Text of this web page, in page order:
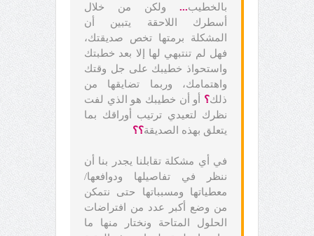
بالخطيب... ولكن من خلال
أسطرك اللاحقة يتبين أن
المشكلة برمتها تخص صديقتك،
فهل لم تنتبهي لها إلا بعد خطبتك
واستحواذ خطيبك على جل وقتك
واهتمامك، وربما تضايقها من
ذلك؟ أو أن خطيبك هو الذي لفت
نظرك لتعيدي ترتيب أوراقك بما
يتعلق بهذه الصديقة؟؟
في أي مشكلة تقابلنا يجدر بنا أن
ننظر في تفاصيلها ودوافعها/
معطياتها ومسبباتها حتى نتمكن
من وضع أكبر عدد من افتراضات
الحلول المتاحة ونختار منها ما